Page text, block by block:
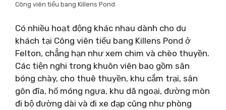
Công viên tiểu bang Killens Pond
Có nhiều hoạt động khác nhau dành cho du
khách tại Công viên tiểu bang Killens Pond ở
Felton, chẳng hạn như xem chim và chèo thuyền.
Các tiện nghi trong khuôn viên bao gồm sân
bóng chày, cho thuê thuyền, khu cắm trại, sân
gôn đĩa, hố móng ngựa, khu dã ngoại, đường mòn
đi bộ đường dài và đi xe đạp cũng như phòng